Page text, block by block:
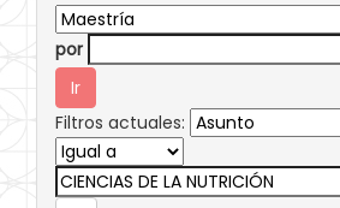
por
Filtros actuales: